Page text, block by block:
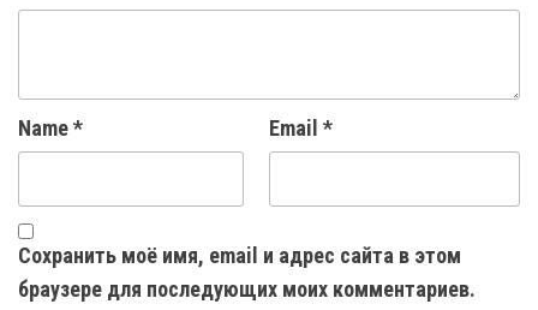
Name* Email *
Сохранить моё имя, email и адрес сайта в этом
браузере для последующих моих комментариев.